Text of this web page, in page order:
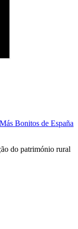
Bonitos de España
do património rural